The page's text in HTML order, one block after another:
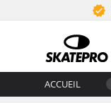
ACCUEIL